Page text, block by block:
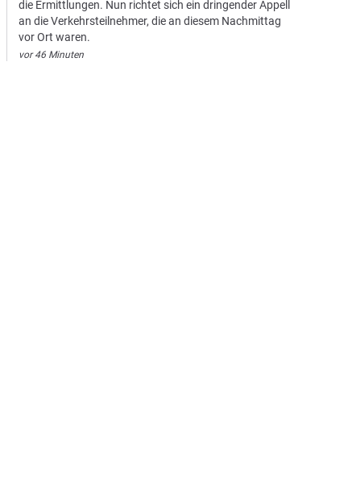
die Ermittlungen. Nun richtet sich ein dringender Appell
an die Verkehrsteilnehmer, die an diesem Nachmittag
vor Ort waren.
vor 46 Minuten